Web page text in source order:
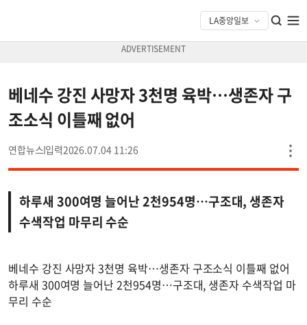
베네수 강진 사망자 3천명 육박…생존자 구
조소식 이틀째 없어
연합뉴스 2026.07.04 11:26
하루새 300여명 늘어난 2천954명…구조대, 생존자
수색작업 마무리 수순
베네수 강진 사망자 3천명 육박…생존자 구조소식 이틀째 없어
하루새 300여명 늘어난 2천954명…구조대, 생존자 수색작업 마
무리 수순